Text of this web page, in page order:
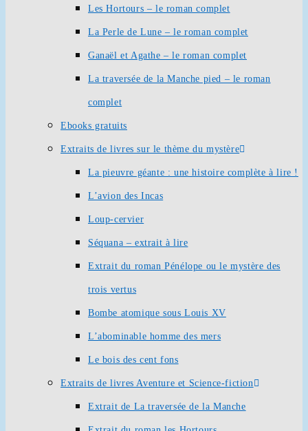
Les Hortours – le roman complet
La Perle de Lune – le roman complet
Ganaël et Agathe – le roman complet
La traversée de la Manche pied – le roman
complet
Ebooks gratuits
Extraits de livres sur le thème du mystère
La pieuvre géante : une histoire complète à lire !
L’avion des Incas
Loup-cervier
Séquana – extrait à lire
Extrait du roman Pénélope ou le mystère des
trois vertus
Bombe atomique sous Louis XV
L’abominable homme des mers
Le bois des cent fons
Extraits de livres Aventure et Science-fiction
Extrait de La traversée de la Manche